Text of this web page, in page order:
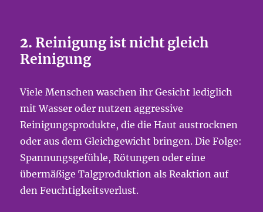
2.Reinigung ist nicht gleich
Reinigung
Viele Menschen waschen ihr Gesicht lediglich
mit Wasser oder nutzen aggressive
Reinigungsprodukte, die die Haut austrocknen
oder aus dem Gleichgewicht bringen. Die Folge:
Spannungsgefühle, Rötungen oder eine
übermäßige Talgproduktion als Reaktion auf
den Feuchtigkeitsverlust.